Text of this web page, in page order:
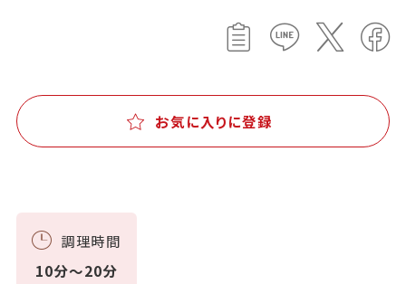
お気に入りに登録
調理時間
10分～20分